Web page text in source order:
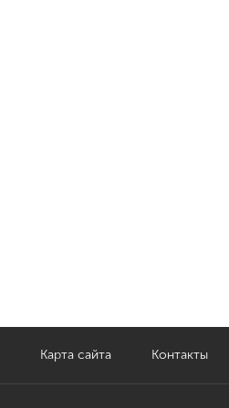
Карта сайта Контакты